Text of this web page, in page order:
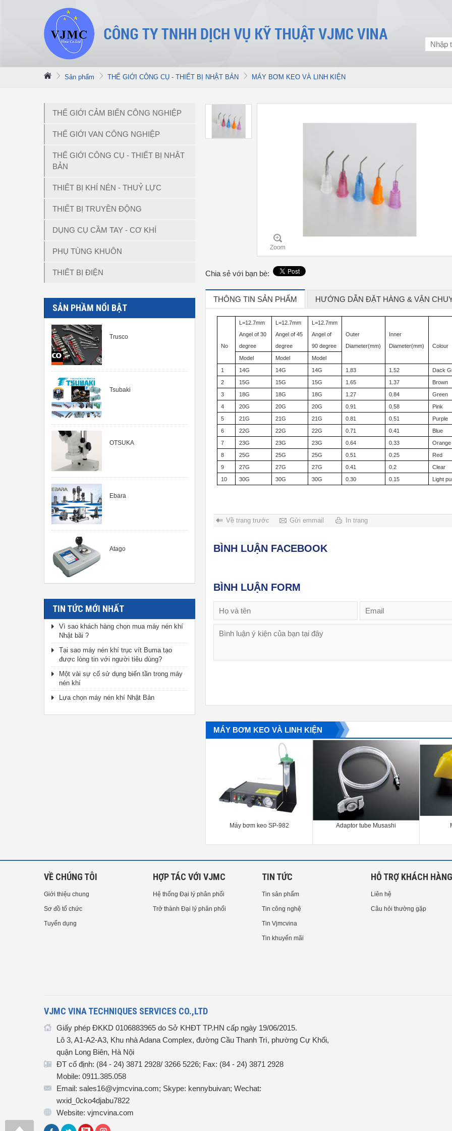
Sản phẩm THẾ GIỚI CÔNG CỤ - THIẾT BỊ NHẬT BẢN MÁY BƠM KEO VÀ LINH KIỆN
THẾ GIỚI CẢM BIẾN CÔNG NGHIỆP
THẾ GIỚI VAN CÔNG NGHIỆP
THẾ GIỚI CÔNG CỤ - THIẾT BỊ NHẬT
BẢN
THIẾT BỊ KHÍ NÉN - THUỶ LỰC
THIẾT BỊ TRUYỀN ĐỘNG
DỤNG CỤ CẦM TAY - CƠ KHÍ
PHỤ TÙNG KHUÔN
THIẾT BỊ ĐIỆN
SẢN PHẦM NỔI BẬT
Trusco
Tsubaki
OTSUKA
Ebara
Atago
TIN TỨC MỚI NHẤT
Vì sao khách hàng chọn mua máy nén khí
Nhật bãi ?
Tại sao máy nén khí trục vít Buma tạo
được lòng tin với người tiêu dùng?
Một vài sự cố sử dụng biến tần trong máy
nén khí
Lựa chọn máy nén khí Nhật Bản
Chia sẻ với bạn bè:
THÔNG TIN SẢN PHẨM HƯỚNG DẪN ĐẶT HÀNG & VẬN
No
L=12.7mm
Angel of 30
degree
L=12.7mm
Angel of 45
degree
L=12.7mm
Angel of
90 degree
Outer
Diameter(mm)
Inner
Diameter(mm)
Colour
Model
Model
Model
1
14G 14G 14G 1.83 1.52
Dack
2
15G 15G 15G 1.65 1.37
Brown
3
18G 18G 18G 1.27 0.84
Green
4
20G 20G 20G 0.91 0.58
Pink
5
21G 21G 21G 0.81 0.51
Purple
6
22G 22G 22G 0.71 0.41
Blue
7
23G 23G 23G 0.64 0.33
Orange
8
25G 25G 25G 0.51 0.25
Red
9
27G 27G 27G 0.41 0.2
Clear
10
30G 30G 30G 0.30 0.15 Light
Về trang trước Gửi emmail In trang
BÌNH LUẬN FACEBOOK
BÌNH LUẬN FORM
MÁY BƠM KEO VÀ LINH KIỆN
Máy bơm keo SP-982 Adaptor tube Musashi
VỀ CHÚNG TÔI
Giới thiệu chung
Sơ đồ tổ chức
Tuyển dụng
HỢP TÁC VỚI VJMC
Hệ thống Đại lý phân phối
Trở thành Đại lý phân phối
TIN TỨC
Tin sản phẩm
Tin công nghệ
Tin Vjmcvina
Tin khuyến mãi
HỖ TRỢ KHÁCH HÀNG
Liên hệ
Câu hỏi thường gặp
VJMC VINA TECHNIQUES SERVICES CO.,LTD
Giấy phép ĐKKD 0106883965 do Sở KHĐT TP.HN cấp ngày 19/06/2015.
Lô 3, A1-A2-A3, Khu nhà Adana Complex, đường Cầu Thanh Trì, phường Cự Khối,
quận Long Biên, Hà Nội
ĐT cố định: (84 - 24) 3871 2928/ 3266 5226; Fax: (84 - 24) 3871 2928
Mobile: 0911.385.058
Email: sales16@vjmcvina.com; Skype: kennybuivan; Wechat:
wxid_0cko4djabu7822
Website: vjmcvina.com